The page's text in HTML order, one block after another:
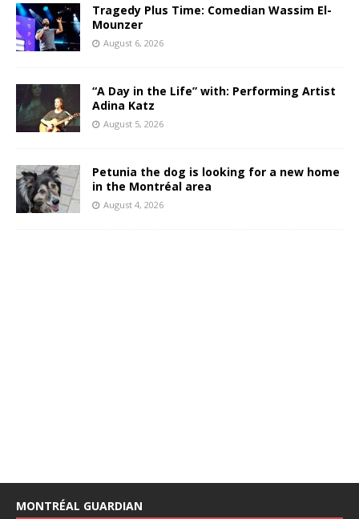
Tragedy Plus Time: Comedian Wassim El-
Mounzer
August 6, 2026
“A Day in the Life” with: Performing Artist
Adina Katz
August 5, 2026
Petunia the dog is looking for a new home
in the Montréal area
August 4, 2026
MONTRÉAL GUARDIAN